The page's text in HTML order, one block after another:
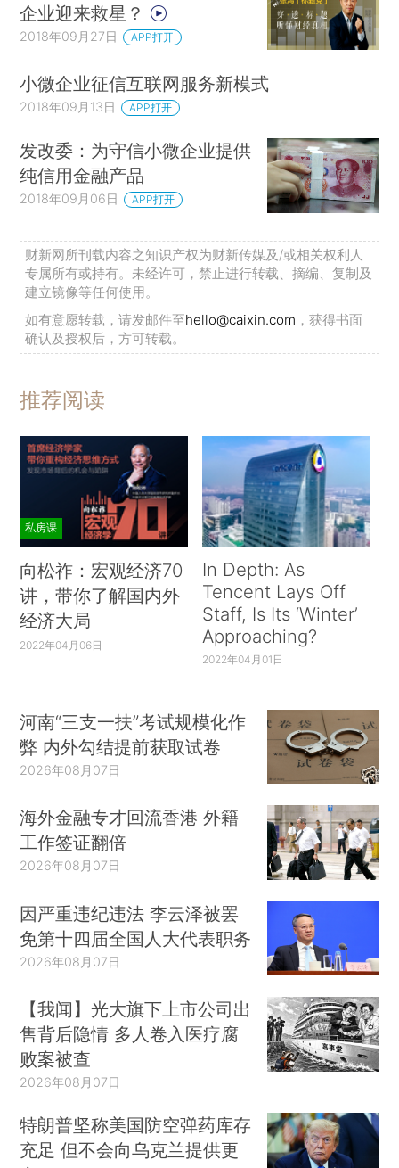
企业迎来救星？
2018年09月27日 APP打开
小微企业征信互联网服务新模式
2018年09月13日 APP打开
发改委：为守信小微企业提供
纯信用金融产品
2018年09月06日 APP打开
财新网所刊载内容之知识产权为财新传媒及/或相关权利人
专属所有或持有。未经许可，禁止进行转载、摘编、复制及
建立镜像等任何使用。
如有意愿转载，请发邮件至hello@caixin.com ，获得书面
确认及授权后，方可转载。
推荐阅读
私房课
向松祚：宏观经济70
讲，带你了解国内外
经济大局
2022年04月06日
In Depth: As
Tencent Lays Off
Staff, Is Its ‘Winter’
Approaching?
2022年04月01日
河南“三支一扶”考试规模化作
弊 内外勾结提前获取试卷
2026年08月07日
海外金融专才回流香港 外籍
工作签证翻倍
2026年08月07日
因严重违纪违法 李云泽被罢
免第十四届全国人大代表职务
2026年08月07日
【我闻】光大旗下上市公司出
售背后隐情 多人卷入医疗腐
败案被查
2026年08月07日
特朗普坚称美国防空弹药库存
充足 但不会向乌克兰提供更